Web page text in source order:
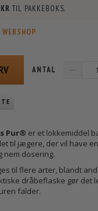
TIL PAKKEBOKS.
ANTAL
Pur® er et lokkemiddel
til jægere, der vil have
nem dosering.
til flere arter, blandt
dråbeflaske gør det
falder.